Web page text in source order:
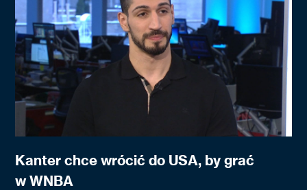
Kanter chce wrócić do USA, by grać
w WNBA